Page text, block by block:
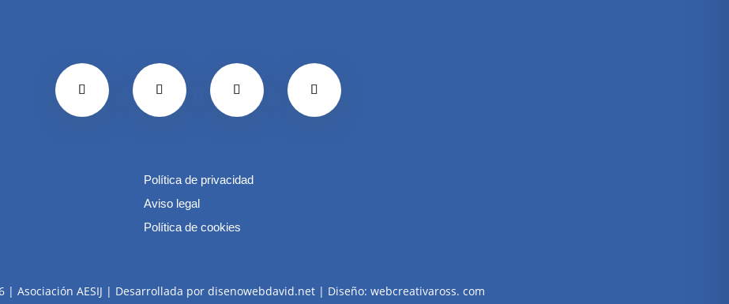
Política de privacidad
Aviso legal
Política de cookies
| Asociación AESIJ | Desarrollada por disenowebdavid.net | Diseño: webcreativaross. com